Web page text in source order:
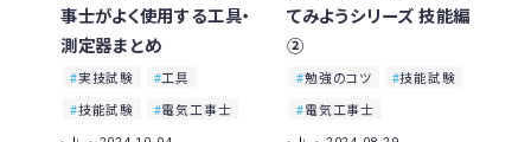
事士がよく使用する工具・
測定器まとめ
実技試験
工具
技能試験
電気工事士
てみようシリーズ 技能編
②
勉強のコツ
技能試験
電気工事士